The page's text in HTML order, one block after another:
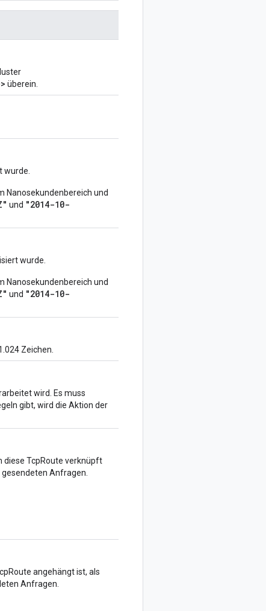
überein.
wurde.
Nanosekundenbereich und
und "2014-10-
wurde.
Nanosekundenbereich und
und "2014-10-
Zeichen.
wird. Es muss
gibt, wird die Aktion der
diese TcpRoute verknüpft
Anfragen.
angehängt ist, als
Anfragen.